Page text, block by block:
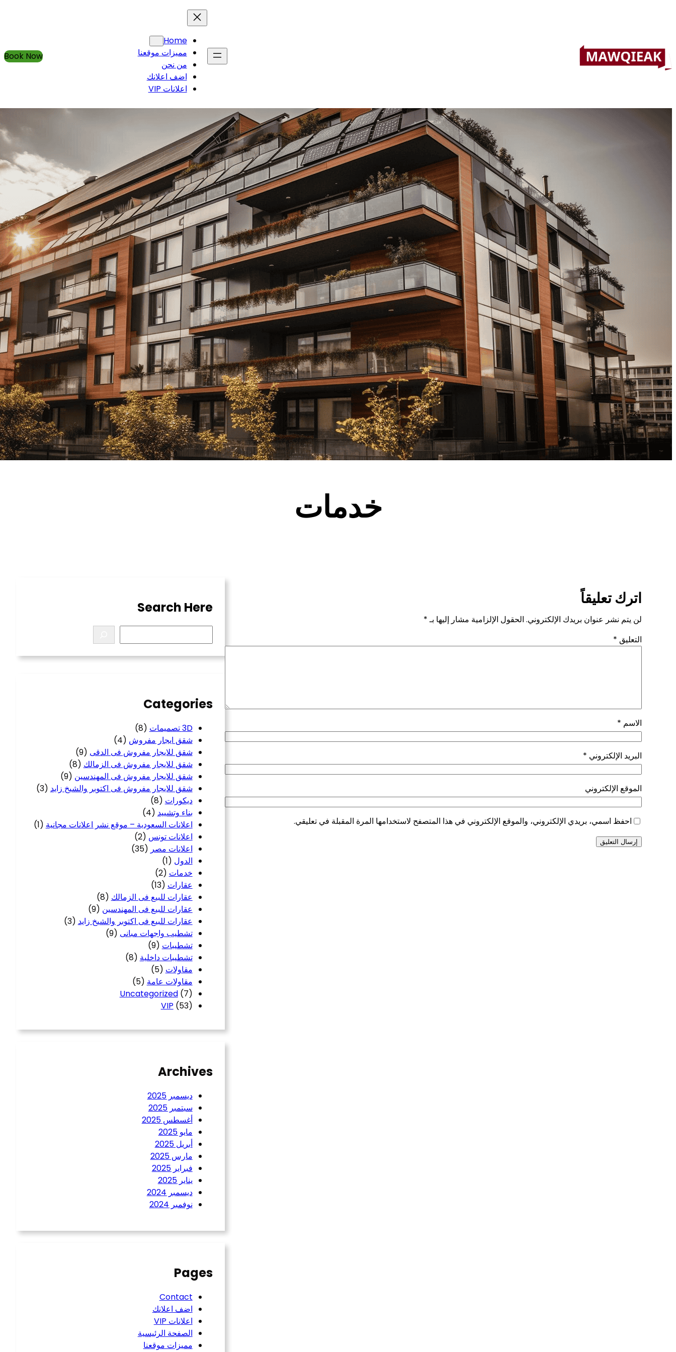
Home
مميزات موقعنا
من نحن
اضف اعلانك
اعلانات VIP
Book Now
خدمات
اترك تعليقاً
لن يتم نشر عنوان بريدك الإلكتروني. الحقول الإلزامية مشار إليها بـ*
التعليق *
الاسم *
البريد الإلكتروني *
الموقع الإلكتروني
احفظ اسمي، بريدي الإلكتروني، والموقع الإلكتروني في هذا المتصفح لاستخدامها المرة المقبلة في تعليقي.
Search Here
e
a
Categories
3D تصميمات
(8)
شقق ايجار مفروش (4)
شقق للايجار مفروش فى الدقى (9)
شقق للايجار مفروش فى الزمالك (8)
شقق للايجار مفروش فى المهندسين (9)
شقق للايجار مفروش فى اكتوبر والشيخ زايد (3)
ديكورات (8)
بناء وتشييد (4)
اعلانات السعودية – موقع نشر اعلانات مجانية (1)
اعلانات تونس (2)
اعلانات مصر (35)
الدول (1)
خدمات (2)
عقارات (13)
عقارات للبيع فى الزمالك (8)
عقارات للبيع فى المهندسين (9)
عقارات للبيع فى اكتوبر والشيخ زايد (3)
تشطيب واجهات مبانى (9)
تشطيبات (9)
تشطيبات داخلية (8)
مقاولات (5)
مقاولات عامة (5)
Uncategorized(7)
VIP (53)
Archives
ديسمبر 2025
سبتمبر 2025
أغسطس 2025
مايو 2025
أبريل 2025
مارس 2025
فبراير 2025
يناير 2025
ديسمبر 2024
نوفمبر 2024
Pages
Contact
اضف اعلانك
اعلانات VIP
الصفحة الرئيسية
مميزات موقعنا